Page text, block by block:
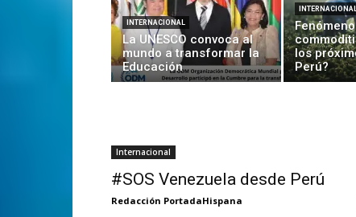
INTERNACIONAL
La UNESCO convoca al
mundo a transformar la
Educación
los
Perú?
Internacional
#SOS Venezuela desde Perú
Redacción PortadaHispana